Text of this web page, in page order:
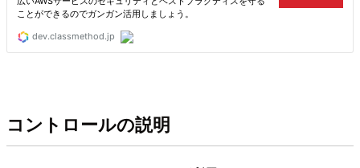
コントロールの説明